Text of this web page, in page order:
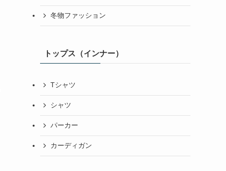
冬物ファッション
トップス（インナー）
Tシャツ
シャツ
パーカー
カーディガン